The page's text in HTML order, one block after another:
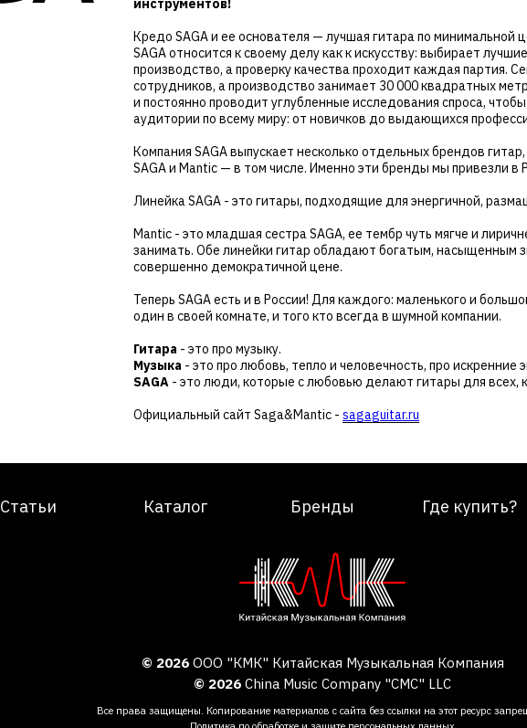
инструментов!
Кредо SAGA и ее основателя — лучшая гитара по минимальной
SAGA относится к своему делу как к искусству: выбирает
производство, а проверку качества проходит каждая партия.
сотрудников, а производство занимает 30 000 квадратных
и постоянно проводит углубленные исследования спроса,
аудитории по всему миру: от новичков до выдающихся
Компания SAGA выпускает несколько отдельных брендов гитар,
SAGA и Mantic — в том числе. Именно эти бренды мы привезли в
Линейка SAGA - это гитары, подходящие для энергичной,
Mantic - это младшая сестра SAGA, ее тембр чуть мягче и
занимать. Обе линейки гитар обладают богатым, насыщенным
совершенно демократичной цене.
Теперь SAGA есть и в России! Для каждого: маленького и
один в своей комнате, и того кто всегда в шумной компании.
Гитара - это про музыку.
Музыка - это про любовь, тепло и человечность, про искренние
SAGA - это люди, которые с любовью делают гитары для всех,
Официальный сайт Saga&Mantic - sagaguitar.ru
Где купить?
Бренды
Каталог
Статьи
© 2026 ООО "КМК" Китайская Музыкальная Компания
© 2026 China Music Company "CMC" LLC
Все права защищены. Копирование материалов с сайта без ссылки на этот ресурс